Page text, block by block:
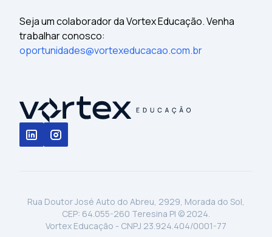
Seja um colaborador da Vortex Educação. Venha
trabalhar conosco:
oportunidades@vortexeducacao.com.br
Rua Doutor José Auto do Abreu, 2929, Morada do Sol,
CEP: 64.055-260 Teresina PI © 2024.
Vortex Educação - CNPJ 23.924.404/0001-77